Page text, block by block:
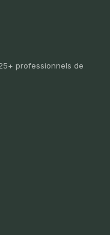
professionnels de